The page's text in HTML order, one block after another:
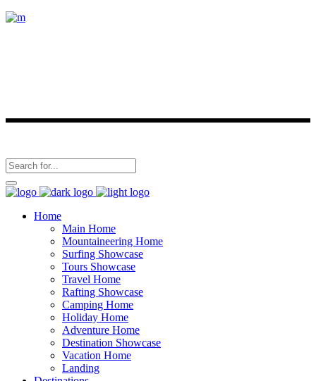
Home
Main Home
Mountaineering Home
Surfing Showcase
Tours Showcase
Travel Home
Rafting Showcase
Camping Home
Holiday Home
Adventure Home
Destination Showcase
Vacation Home
Landing